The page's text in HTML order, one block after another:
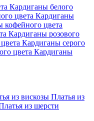
Кардиганы белого
цвета Кардиганы
кофейного цвета
Кардиганы розового
Кардиганы серого
цвета Кардиганы
из вискозы Платья из
из шерсти